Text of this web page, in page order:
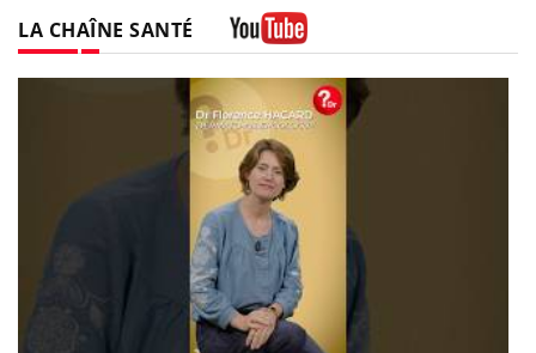
LA CHAÎNE SANTÉ